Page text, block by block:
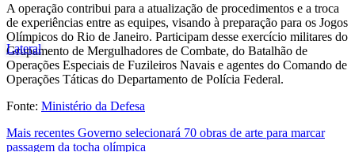
A operação contribui para a atualização de procedimentos e a troca
de experiências entre as equipes, visando à preparação para os Jogos
Olímpicos do Rio de Janeiro. Participam desse exercício militares do
Grupamento de Mergulhadores de Combate, do Batalhão de
Operações Especiais de Fuzileiros Navais e agentes do Comando de
Operações Táticas do Departamento de Polícia Federal.
Fonte: Ministério da Defesa
Mais recentes Governo selecionará 70 obras de arte para marcar
passagem da tocha olímpica
Lateral